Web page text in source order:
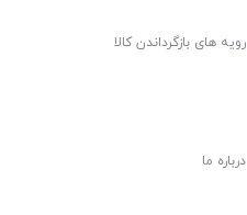
رویه های بازگرداندن کالا
درباره ما